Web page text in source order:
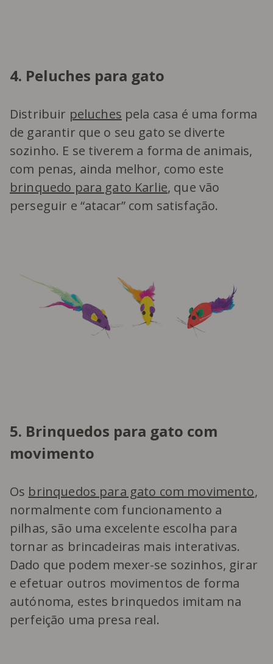
4. Peluches para gato
Distribuir peluches pela casa é uma forma
de garantir que o seu gato se diverte
sozinho. E se tiverem a forma de animais,
com penas, ainda melhor, como este
brinquedo para gato Karlie, que vão
perseguir e “atacar” com satisfação.
5. Brinquedos para gato com
movimento
Os brinquedos para gato com movimento,
normalmente com funcionamento a
pilhas, são uma excelente escolha para
tornar as brincadeiras mais interativas.
Dado que podem mexer-se sozinhos, girar
e efetuar outros movimentos de forma
autónoma, estes brinquedos imitam na
perfeição uma presa real.